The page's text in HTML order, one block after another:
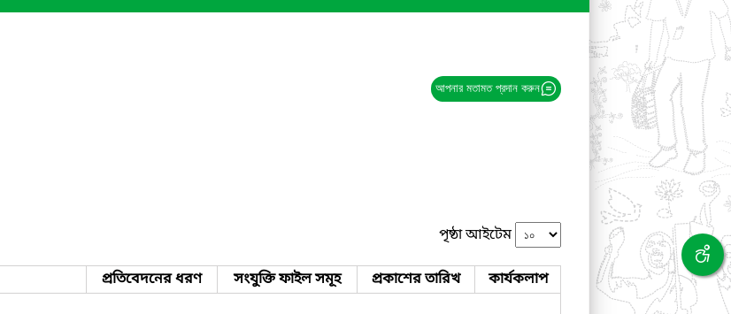
আপনার মতামত প্রদান করুন
পৃষ্ঠা আইটেম
প্রতিবেদনের ধরণ সংযুক্তি ফাইল সমূহ প্রকাশের তারিখ কার্যকলাপ